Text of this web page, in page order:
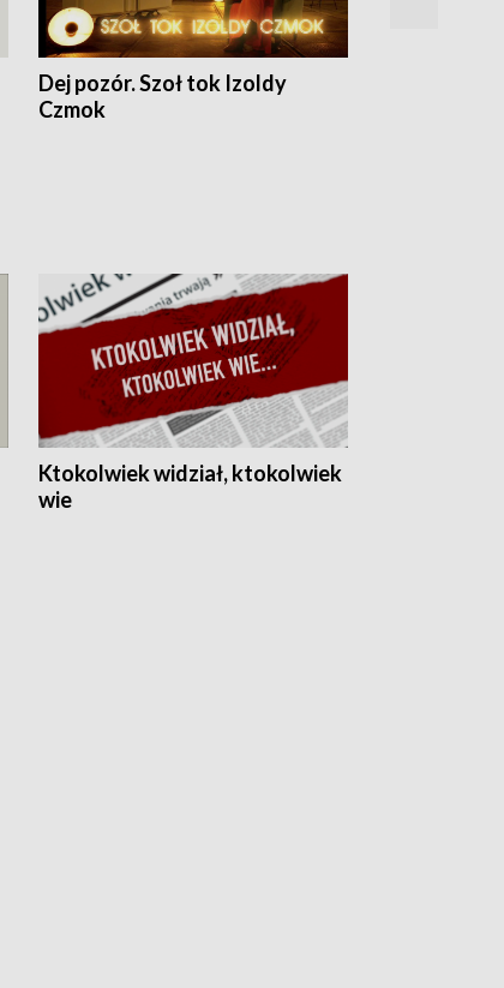
Dej pozór. Szoł tok Izoldy
Czmok
Ktokolwiek widział, ktokolwiek
wie